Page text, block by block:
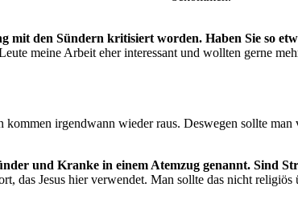
mit den Sündern kritisiert worden. Haben Sie so
meine Arbeit eher interessant und wollten gerne
kommen irgendwann wieder raus. Deswegen sollte
und Kranke in einem Atemzug genannt. Sind
das Jesus hier verwendet. Man sollte das nicht